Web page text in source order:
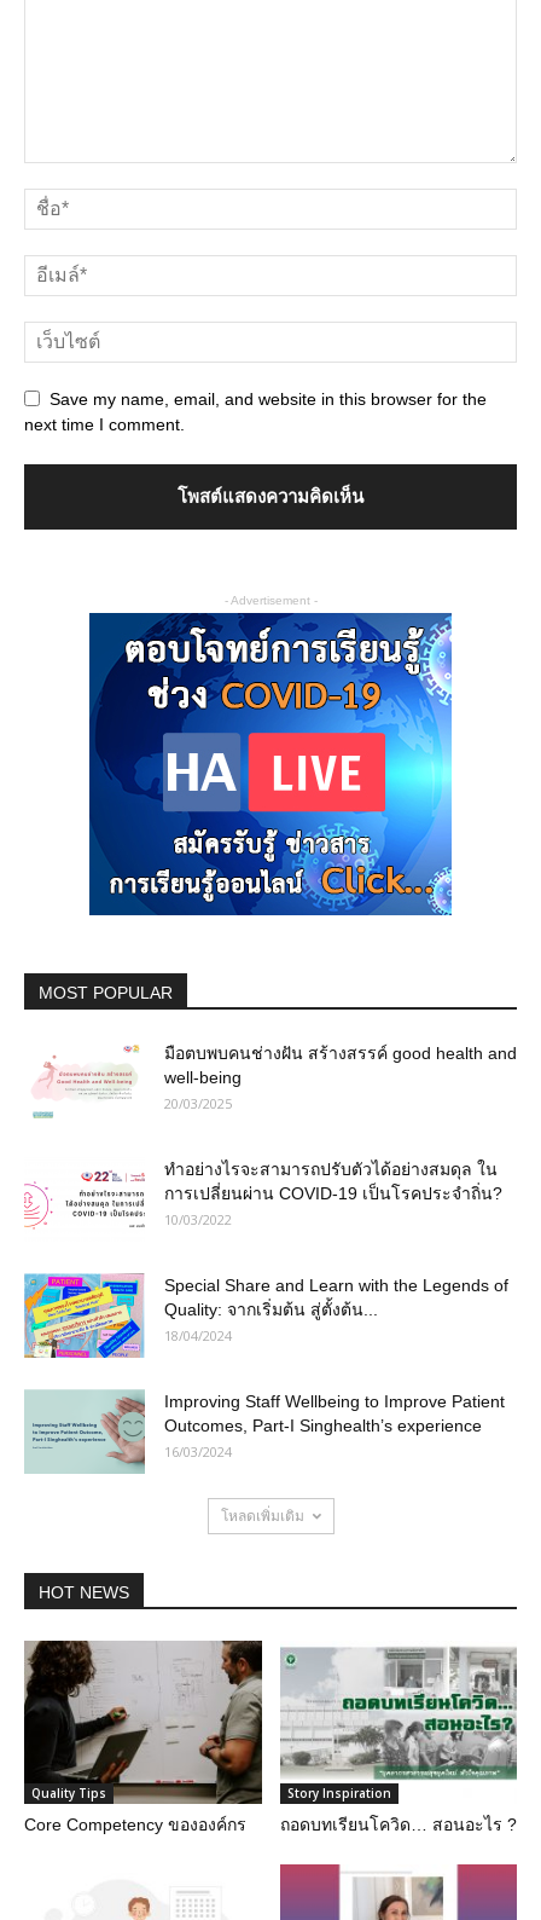
Save my name, email, and website in this browser for the
next time I comment.
- Advertisement -
MOST POPULAR
มือตบพบคนช่างฝัน สร้างสรรค์ good health and
well-being
20/03/2025
ทำอย่างไรจะสามารถปรับตัวได้อย่างสมดุล ใน
การเปลี่ยนผ่าน COVID-19 เป็นโรคประจำถิ่น?
10/03/2022
Special Share and Learn with the Legends of
Quality: จากเริ่มต้น สู่ตั้งต้น...
18/04/2024
Improving Staff Wellbeing to Improve Patient
Outcomes, Part-I Singhealth’s experience
16/03/2024
โหลดเพิ่มเติม
HOT NEWS
Quality Tips
Core Competency ขององค์กร
Story Inspiration
ถอดบทเรียนโควิด… สอนอะไร ?